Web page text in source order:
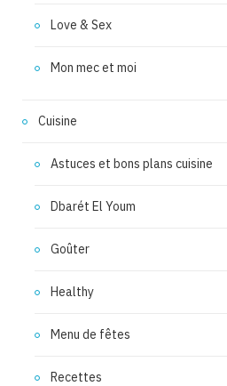
Love & Sex
Mon mec et moi
Cuisine
Astuces et bons plans cuisine
Dbarét El Youm
Goûter
Healthy
Menu de fêtes
Recettes